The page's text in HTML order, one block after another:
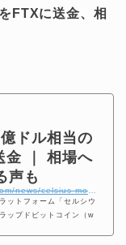
FTXに送金、相
ドル相当の
金 ｜ 相場へ
声も
ットフォーム「セルシウ
ップドビットコイン（w